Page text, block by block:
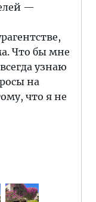
—
Что бы мне
узнаю
на
что я не